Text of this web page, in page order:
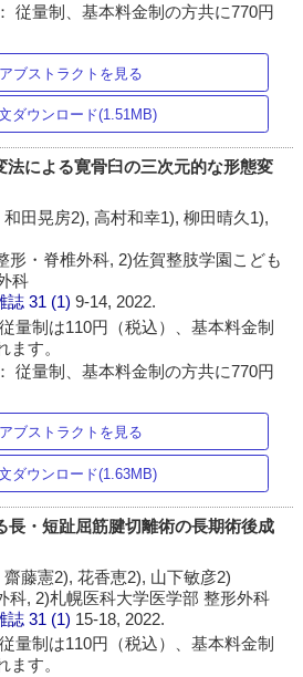
従量制、基本料金制の方共に770円
アブストラクトを見る
ダウンロード(1.51MB)
法による寛骨臼の三次元的な形態変
田晃房2), 高村和幸1), 柳田晴久1),
形・脊椎外科, 2)佐賀整肢学園こども
科
誌 31 (1)9-14, 2022.
量制は110円（税込）、基本料金制
ます。
従量制、基本料金制の方共に770円
アブストラクトを見る
ダウンロード(1.63MB)
・短趾屈筋腱切離術の長期術後成
藤憲2), 花香恵2), 山下敏彦2)
科, 2)札幌医科大学医学部 整形外科
誌 31 (1) 15-18, 2022.
量制は110円（税込）、基本料金制
ます。